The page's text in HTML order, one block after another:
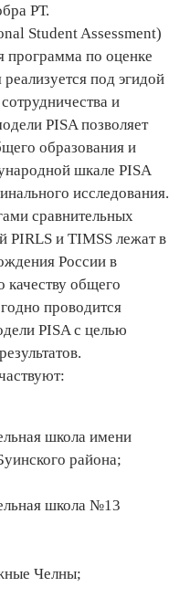
РТ.
Student Assessment)
по оценке
под эгидой
и
PISA позволяет
образования и
шкале PISA
исследования.
сравнительных
PIRLS и TIMSS лежат в
России в
качеству общего
проводится
PISA с целью
школа имени
района;
школа №13
Челны;